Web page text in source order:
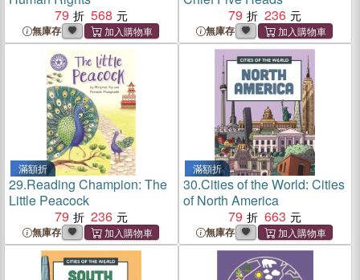
79
568
無庫存
79
236
無庫存
滿額折
29.Reading Champion: The
Little Peacock
79
236
無庫存
滿額折
30.Cities of the World: Cities
of North America
79
663
無庫存